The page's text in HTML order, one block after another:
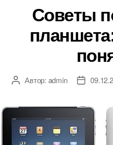
Советы
АвторАвтор: admin
Дата